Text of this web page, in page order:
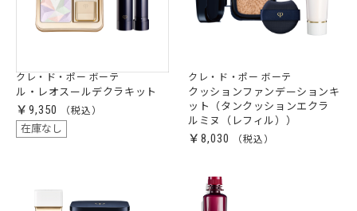
クレ・ド・ポー ボーテ
ル・レオスールデクラキット
￥9,350
在庫なし
クレ・ド・ポー ボーテ
クッションファンデーションキ
ット（タンクッションエクラ
ルミヌ（レフィル））
￥8,030